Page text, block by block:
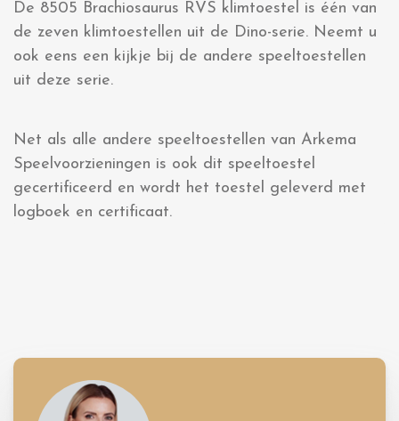
De 8505 Brachiosaurus RVS klimtoestel is één van
de zeven klimtoestellen uit de Dino-serie. Neemt u
ook eens een kijkje bij de andere speeltoestellen
uit deze serie.
Net als alle andere speeltoestellen van Arkema
Speelvoorzieningen is ook dit speeltoestel
gecertificeerd en wordt het toestel geleverd met
logboek en certificaat.